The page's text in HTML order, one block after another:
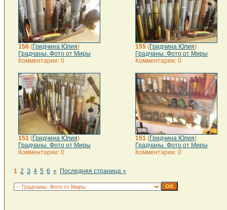
156 (Гридчина Юлия)
Градчаны. Фото от Миры
Комментарии: 0
155 (Гридчина Юлия)
Градчаны. Фото от Миры
Комментарии: 0
151 (Гридчина Юлия)
Градчаны. Фото от Миры
Комментарии: 0
151 (Гридчина Юлия)
Градчаны. Фото от Миры
Комментарии: 0
1 2 3 4 5 6 » Последняя страница »